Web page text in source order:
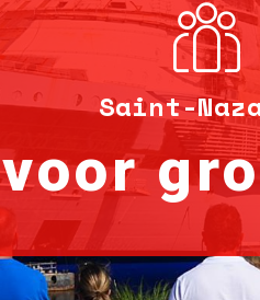
Saint-
voor